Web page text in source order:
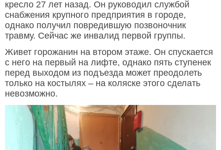
кресло 27 лет назад. Он руководил службой
снабжения крупного предприятия в городе,
однако получил повредившую позвоночник
травму. Сейчас же инвалид первой группы.
Живет горожанин на втором этаже. Он спускается
с него на первый на лифте, однако пять ступенек
перед выходом из подъезда может преодолеть
только на костылях – на коляске этого сделать
невозможно.